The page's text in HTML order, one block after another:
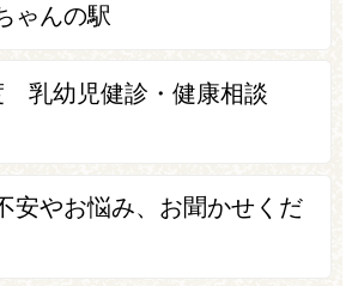
ゃんの駅
乳幼児健診・健康相談
安やお悩み、お聞かせくだ